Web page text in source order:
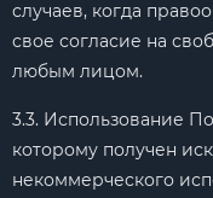
случаев, когда
свое согласие на
любым лицом.
3.3. Использование
которому получен
некоммерческого